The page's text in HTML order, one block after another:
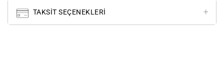
TAKSIT SEÇENEKLERI